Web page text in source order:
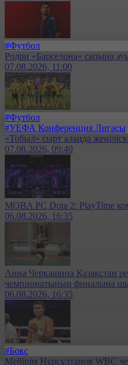
#Футбол
Родри «Барселона» сапына
07.08.2026, 11:00
#Футбол
#УЕФА Конференция Лигасы
«Тобыл» сырт алаңда
07.08.2026, 09:40
MOBA PC Dota 2: PlayTime
06.08.2026, 16:35
Анна Черкашина Қазақстан
чемпионатының финалына
06.08.2026, 16:35
#Бокс
Мейірім Нұрсұлтанов WBC